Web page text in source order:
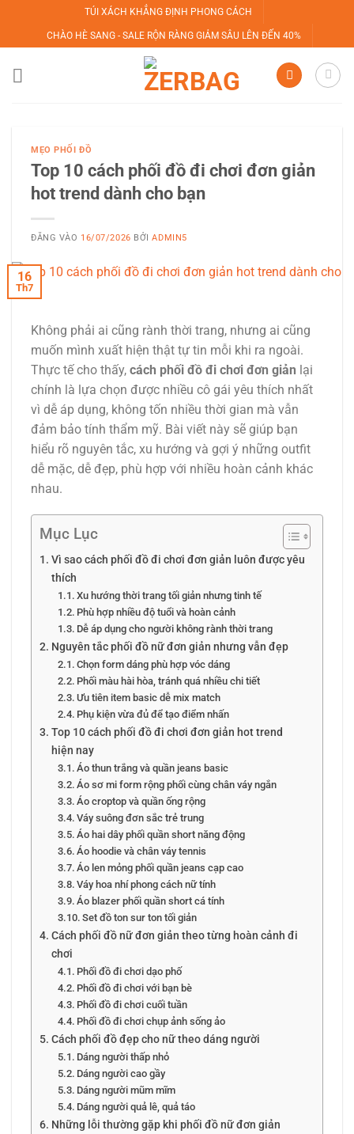
nội
dung
TÚI XÁCH KHẲNG ĐỊNH PHONG CÁCH
CHÀO HÈ SANG - SALE RỘN RÀNG GIẢM SÂU LÊN ĐẾN 40%
MẸO PHỐI ĐỒ
Top 10 cách phối đồ đi chơi đơn giản
hot trend dành cho bạn
ĐĂNG VÀO 16/07/2026 BỞIADMIN5
16
Th7
Không phải ai cũng rành thời trang, nhưng ai cũng
muốn mình xuất hiện thật tự tin mỗi khi ra ngoài.
Thực tế cho thấy, cách phối đồ đi chơi đơn giản lại
chính là lựa chọn được nhiều cô gái yêu thích nhất
vì dễ áp dụng, không tốn nhiều thời gian mà vẫn
đảm bảo tính thẩm mỹ. Bài viết này sẽ giúp bạn
hiểu rõ nguyên tắc, xu hướng và gợi ý những outfit
dễ mặc, dễ đẹp, phù hợp với nhiều hoàn cảnh khác
nhau.
Mục Lục
Vì sao cách phối đồ đi chơi đơn giản luôn được yêu
thích
Xu hướng thời trang tối giản nhưng tinh tế
Phù hợp nhiều độ tuổi và hoàn cảnh
Dễ áp dụng cho người không rành thời trang
Nguyên tắc phối đồ nữ đơn giản nhưng vẫn đẹp
Chọn form dáng phù hợp vóc dáng
Phối màu hài hòa, tránh quá nhiều chi tiết
Ưu tiên item basic dễ mix match
Phụ kiện vừa đủ để tạo điểm nhấn
Top 10 cách phối đồ đi chơi đơn giản hot trend
hiện nay
Áo thun trắng và quần jeans basic
Áo sơ mi form rộng phối cùng chân váy ngắn
Áo croptop và quần ống rộng
Váy suông đơn sắc trẻ trung
Áo hai dây phối quần short năng động
Áo hoodie và chân váy tennis
Áo len mỏng phối quần jeans cạp cao
Váy hoa nhí phong cách nữ tính
Áo blazer phối quần short cá tính
Set đồ ton sur ton tối giản
Cách phối đồ nữ đơn giản theo từng hoàn cảnh đi
chơi
Phối đồ đi chơi dạo phố
Phối đồ đi chơi với bạn bè
Phối đồ đi chơi cuối tuần
Phối đồ đi chơi chụp ảnh sống ảo
Cách phối đồ đẹp cho nữ theo dáng người
Dáng người thấp nhỏ
Dáng người cao gầy
Dáng người mũm mĩm
Dáng người quả lê, quả táo
Những lỗi thường gặp khi phối đồ nữ đơn giản